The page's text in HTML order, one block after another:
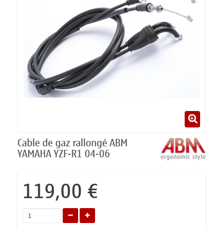
Cable de gaz rallongé ABM
YAMAHA YZF-R1 04-06
119,00 €